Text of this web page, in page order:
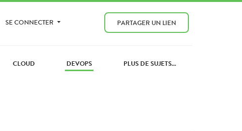
SE CONNECTER PARTAGER UN LIEN
CLOUD DEVOPS PLUS DE SUJETS...